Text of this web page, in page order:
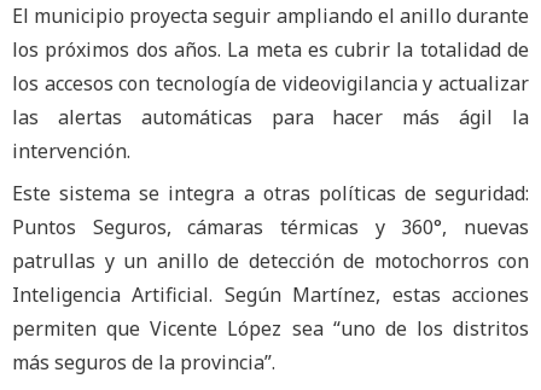
El municipio proyecta seguir ampliando el anillo durante
los próximos dos años. La meta es cubrir la totalidad de
los accesos con tecnología de videovigilancia y actualizar
las alertas automáticas para hacer más ágil la
intervención.
Este sistema se integra a otras políticas de seguridad:
Puntos Seguros, cámaras térmicas y 360°, nuevas
patrullas y un anillo de detección de motochorros con
Inteligencia Artificial. Según Martínez, estas acciones
permiten que Vicente López sea “uno de los distritos
más seguros de la provincia”.